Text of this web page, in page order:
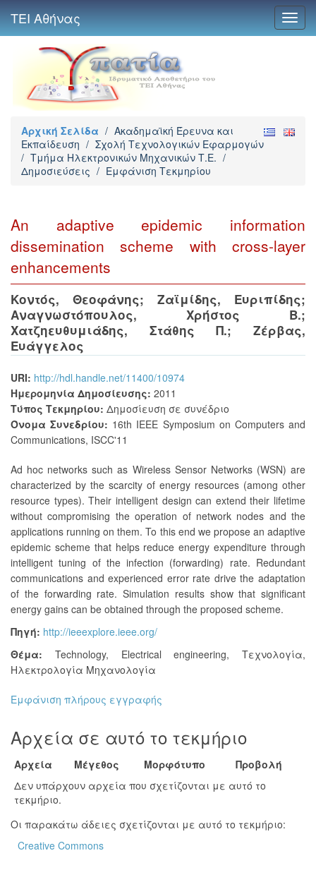
ΤΕΙ Αθήνας
Αρχική Σελίδα / Ακαδημαϊκή Έρευνα και
Εκπαίδευση / Σχολή Τεχνολογικών Εφαρμογών
/ Τμήμα Ηλεκτρονικών Μηχανικών Τ.Ε. /
Δημοσιεύσεις / Εμφάνιση Τεκμηρίου
An adaptive epidemic information
dissemination scheme with cross-layer
enhancements
Κοντός, Θεοφάνης; Ζαϊμίδης, Ευριπίδης;
Αναγνωστόπουλος, Χρήστος Β.;
Χατζηευθυμιάδης, Στάθης Π.;Ζέρβας,
Ευάγγελος
URI: http://hdl.handle.net/11400/10974
Ημερομηνία Δημοσίευσης: 2011
Τύπος Τεκμηρίου: Δημοσίευση σε συνέδριο
Όνομα Συνεδρίου: 16th IEEE Symposium on Computers and
Communications, ISCC'11
Ad hoc networks such as Wireless Sensor Networks (WSN) are
characterized by the scarcity of energy resources (among other
resource types). Their intelligent design can extend their lifetime
without compromising the operation of network nodes and the
applications running on them. To this end we propose an adaptive
epidemic scheme that helps reduce energy expenditure through
intelligent tuning of the infection (forwarding) rate. Redundant
communications and experienced error rate drive the adaptation
of the forwarding rate. Simulation results show that significant
energy gains can be obtained through the proposed scheme.
Πηγή: http://ieeexplore.ieee.org/
Θέμα:
Technology, Electrical engineering, Τεχνολογία,
Ηλεκτρολογία Μηχανολογία
Εμφάνιση πλήρους εγγραφής
Αρχεία σε αυτό το τεκμήριο
Αρχεία Μέγεθος Μορφότυπο
Προβολή
Δεν υπάρχουν αρχεία που σχετίζονται με αυτό το
τεκμήριο.
Οι παρακάτω άδειες σχετίζονται με αυτό το τεκμήριο:
Creative Commons